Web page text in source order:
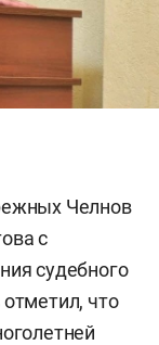
Челнов
с
судебного
отметил, что